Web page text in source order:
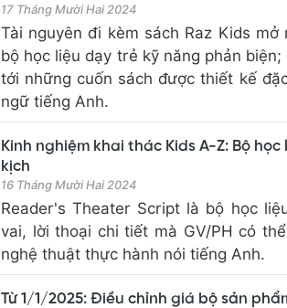
17 Tháng Mười Hai 2024
Tài nguyên đi kèm sách Raz Kids
bộ học liệu dạy trẻ kỹ năng phản
tới những cuốn sách được thiết kế
ngữ tiếng Anh.
Kinh nghiệm khai thác Kids A-Z: Bộ
kịch
16 Tháng Mười Hai 2024
Reader's Theater Script là bộ học
vai, lời thoại chi tiết mà GV/PH có
nghệ thuật thực hành nói tiếng Anh.
Từ 1/1/2025: Điều chỉnh giá bộ sản